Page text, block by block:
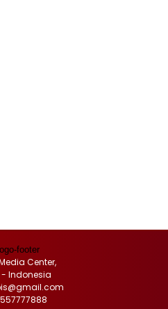
Center,
Indonesia